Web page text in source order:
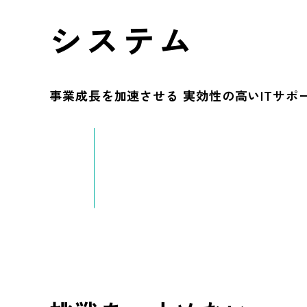
システム
事業成長を加速させる 実効性の高いITサポ